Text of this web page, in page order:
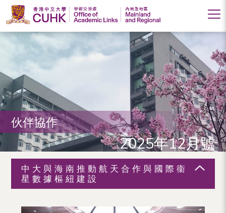
香
港
中
文
大
學
學
術
伙伴協作
2025年12月號
中大與海南推動航天合作與國際衞
星數據樞紐建設